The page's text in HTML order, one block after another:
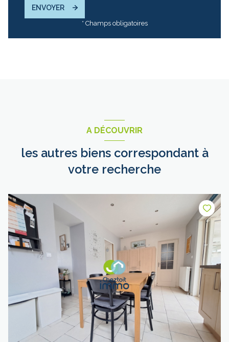
ENVOYER
* Champs obligatoires
A DÉCOUVRIR
les autres biens correspondant à
votre recherche